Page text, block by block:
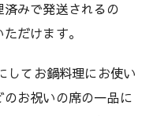
みで発送されるの
だけます。
してお鍋料理にお使い
お祝いの席の一品に